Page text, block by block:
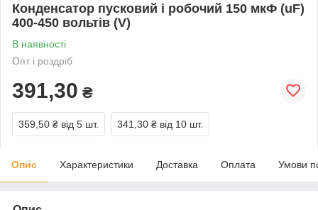
Конденсатор пусковий і робочий 150 мкФ (uF)
400-450 вольтів (V)
В наявності
Опт і роздріб
391,30 ₴
359,50 ₴ від 5 шт. 341,30 ₴ від 10 шт.
Опис Характеристики Доставка Оплата Умови